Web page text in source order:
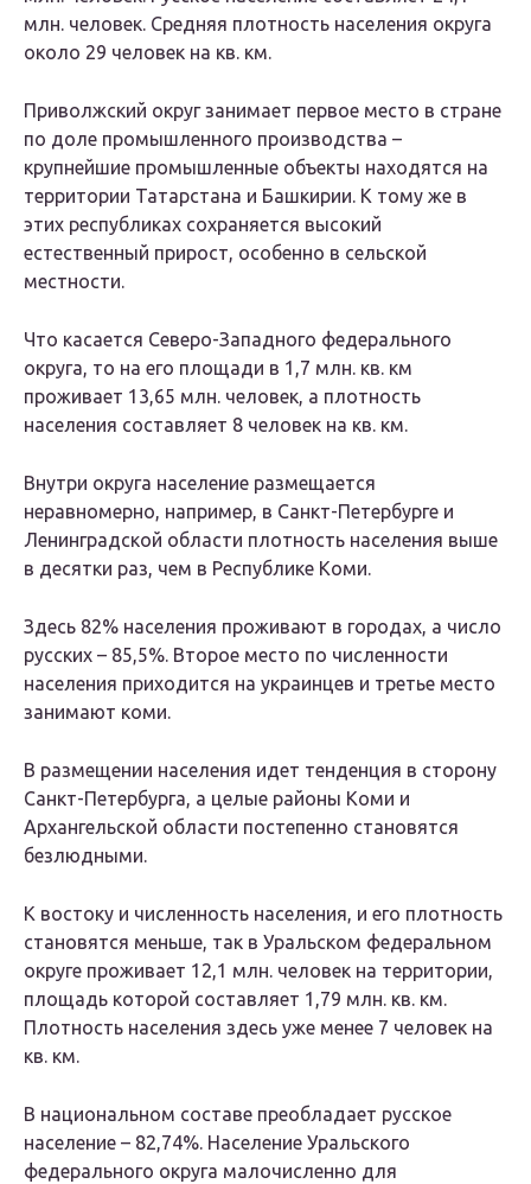
млн. человек. Средняя плотность населения округа
около 29 человек на кв. км.
Приволжский округ занимает первое место в стране
по доле промышленного производства –
крупнейшие промышленные объекты находятся на
территории Татарстана и Башкирии. К тому же в
этих республиках сохраняется высокий
естественный прирост, особенно в сельской
местности.
Что касается Северо-Западного федерального
округа, то на его площади в 1,7 млн. кв. км
проживает 13,65 млн. человек, а плотность
населения составляет 8 человек на кв. км.
Внутри округа население размещается
неравномерно, например, в Санкт-Петербурге и
Ленинградской области плотность населения выше
в десятки раз, чем в Республике Коми.
Здесь 82% населения проживают в городах, а число
русских – 85,5%. Второе место по численности
населения приходится на украинцев и третье место
занимают коми.
В размещении населения идет тенденция в сторону
Санкт-Петербурга, а целые районы Коми и
Архангельской области постепенно становятся
безлюдными.
К востоку и численность населения, и его плотность
становятся меньше, так в Уральском федеральном
округе проживает 12,1 млн. человек на территории,
площадь которой составляет 1,79 млн. кв. км.
Плотность населения здесь уже менее 7 человек на
кв. км.
В национальном составе преобладает русское
население – 82,74%. Население Уральского
федерального округа малочисленно для